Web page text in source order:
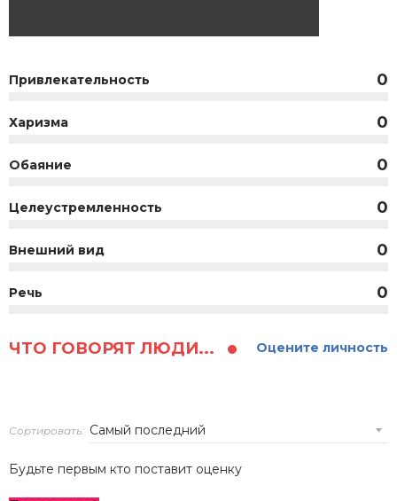
Привлекательность 0
Харизма 0
Обаяние 0
Целеустремленность 0
Внешний вид 0
Речь 0
ЧТО ГОВОРЯТ ЛЮДИ... Оцените личность
Сортировать:
Будьте первым кто поставит оценку